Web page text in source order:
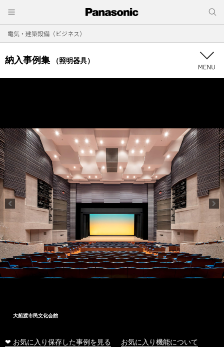
電気・建築設備（ビジネス）
納入事例集 （照明器具）
大船渡市民文化会館
❤ お気に入り保存した事例を見る お気に入り機能について